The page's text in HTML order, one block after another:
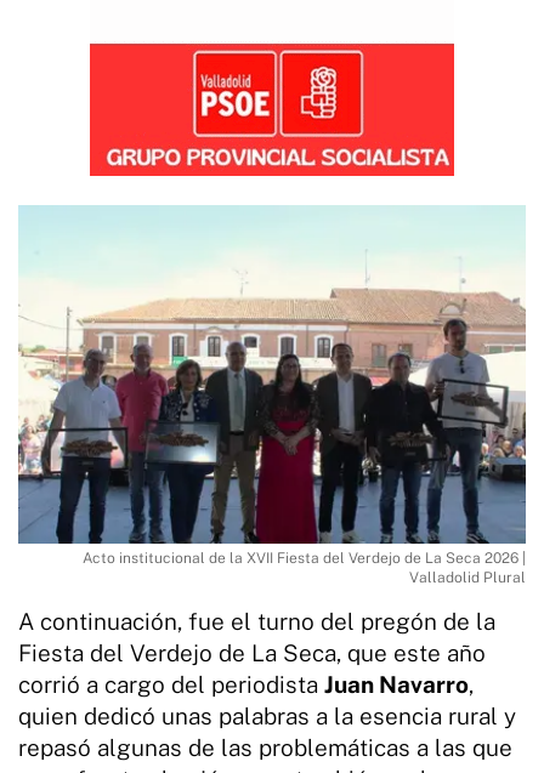
Acto institucional de la XVII Fiesta del Verdejo de La Seca 2026 |
Valladolid Plural
A continuación, fue el turno del pregón de la
Fiesta del Verdejo de La Seca, que este año
corrió a cargo del periodista Juan Navarro,
quien dedicó unas palabras a la esencia rural y
repasó algunas de las problemáticas a las que